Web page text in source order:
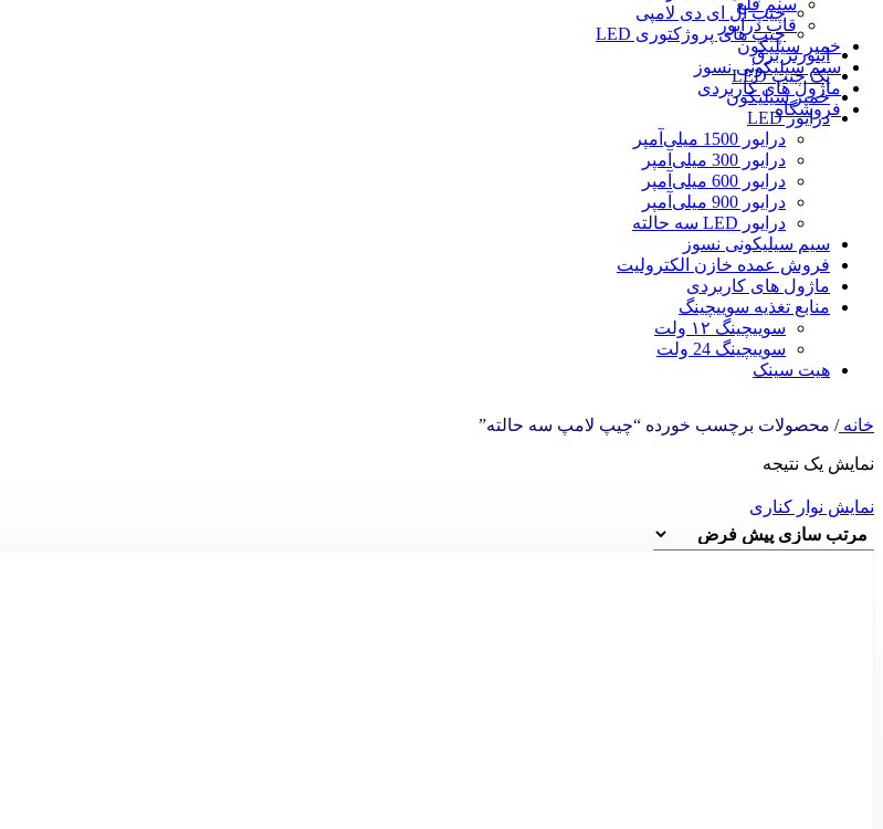
قاب درایور
خمیر سیلیکون
سیم سیلیکونی نسوز
ماژول های کاربردی
فروشگاه
چیپ ال ای دی لامپی
چیپ‌ های پروژکتوری LED
اینورتر برق
پک چیپ LED
خمیر سیلیکون
درایور LED
درایور 1500 میلی‌آمپر
درایور 300 میلی‌آمپر
درایور 600 میلی‌آمپر
درایور 900 میلی‌آمپر
درایور LED سه حالته
سیم سیلیکونی نسوز
فروش عمده خازن الکترولیت
ماژول های کاربردی
منابع تغذیه سوییچینگ
سوییچینگ ۱۲ ولت
سوییچینگ 24 ولت
هیت سینک
خانه/ محصولات برچسب خورده “چیپ لامپ سه حالته”
نمایش یک نتیجه
نمایش نوار کناری